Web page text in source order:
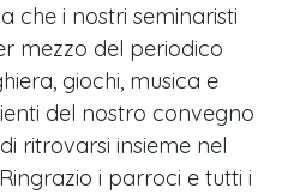
che i nostri seminaristi
mezzo del periodico
giochi, musica e
del nostro convegno
ritrovarsi insieme nel
i parroci e tutti i